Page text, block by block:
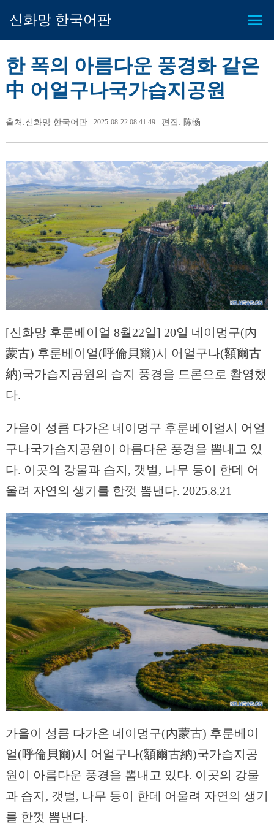
신화망 한국어판
한 폭의 아름다운 풍경화 같은
中 어얼구나국가습지공원
출처:신화망 한국어판 2025-08-22 08:41:49 편집: 陈畅
[신화망 후룬베이얼 8월22일] 20일 네이멍구(內
蒙古) 후룬베이얼(呼倫貝爾)시 어얼구나(額爾古
納)국가습지공원의 습지 풍경을 드론으로 촬영했
다.
가을이 성큼 다가온 네이멍구 후룬베이얼시 어얼
구나국가습지공원이 아름다운 풍경을 뽐내고 있
다. 이곳의 강물과 습지, 갯벌, 나무 등이 한데 어
울려 자연의 생기를 한껏 뽐낸다. 2025.8.21
가을이 성큼 다가온 네이멍구(內蒙古) 후룬베이
얼(呼倫貝爾)시 어얼구나(額爾古納)국가습지공
원이 아름다운 풍경을 뽐내고 있다. 이곳의 강물
과 습지, 갯벌, 나무 등이 한데 어울려 자연의 생기
를 한껏 뽐낸다.